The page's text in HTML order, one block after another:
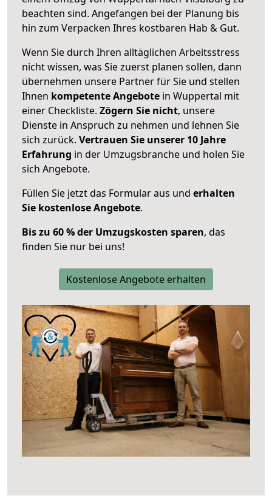
beachten sind. Angefangen bei der Planung bis
hin zum Verpacken Ihres kostbaren Hab & Gut.
Wenn Sie durch Ihren alltäglichen Arbeitsstress
nicht wissen, was Sie zuerst planen sollen, dann
übernehmen unsere Partner für Sie und stellen
Ihnen kompetente Angebote in Wuppertal mit
einer Checkliste. Zögern Sie nicht, unsere
Dienste in Anspruch zu nehmen und lehnen Sie
sich zurück. Vertrauen Sie unserer 10 Jahre
Erfahrung in der Umzugsbranche und holen Sie
sich Angebote.
Füllen Sie jetzt das Formular aus und erhalten
Sie kostenlose Angebote.
Bis zu 60 % der Umzugskosten sparen, das
finden Sie nur bei uns!
Kostenlose Angebote erhalten